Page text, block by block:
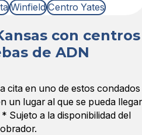
Winfield Centro Yates
con centros
de ADN
cita en uno de estos condados
un lugar al que se pueda llegar
Sujeto a la disponibilidad del